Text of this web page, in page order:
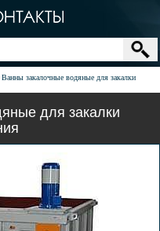
Ванны закалочные водяные для закалки
для закалки